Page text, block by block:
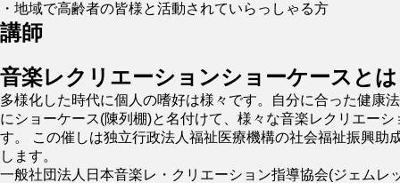
・地域で高齢者の皆様と活動されていらっしゃる方
講師
音楽レクリエーションショーケースとは
多様化した時代に個人の嗜好は様々です。自分に合った健康
にショーケース(陳列棚)と名付けて、様々な音楽レクリエー
す。 この催しは独立行政法人福祉医療機構の社会福祉振興助
します。
一般社団法人日本音楽レ・クリエーション指導協会(ジェムレ